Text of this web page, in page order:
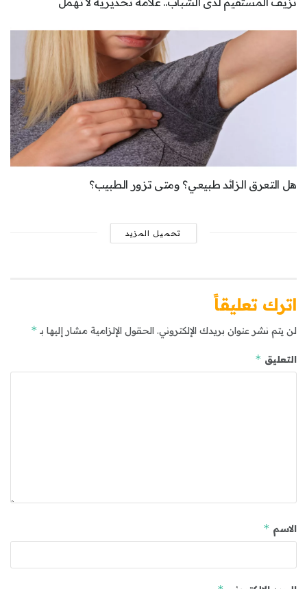
هل التعرق الزائد طبيعي؟ ومتى تزور الطبيب؟
تحميل المزيد
اترك تعليقاً
لن يتم نشر عنوان بريدك الإلكتروني. الحقول الإلزامية مشار إليها بـ *
التعليق *
الاسم *